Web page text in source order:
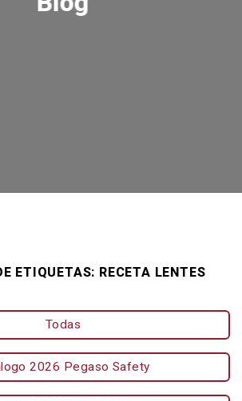
ETIQUETAS: RECETA LENTES
Todas
2026 Pegaso Safety